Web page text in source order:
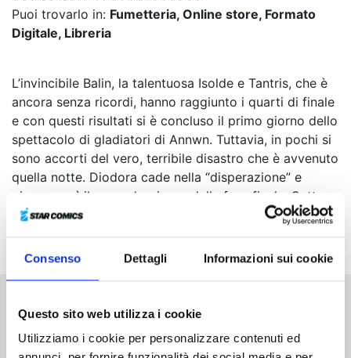
Consenso Dettagli Informazioni sui cookie
Questo sito web utilizza i cookie
Utilizziamo i cookie per personalizzare contenuti ed
Puoi trovarlo in: Fumetteria, Online store, Formato
Digitale, Libreria
L’invincibile Balin, la talentuosa Isolde e Tantris, che è
ancora senza ricordi, hanno raggiunto i quarti di finale
e con questi risultati si è concluso il primo giorno dello
spettacolo di gladiatori di Annwn. Tuttavia, in pochi si
sono accorti del vero, terribile disastro che è avvenuto
quella notte. Diodora cade nella “disperazione” e
giunge così il secondo giorno della fase finale. Sotto
oscure nubi minacciose, Nasiens, Gawain e Isolde
salgono sul palco...
Altri volumi della serie